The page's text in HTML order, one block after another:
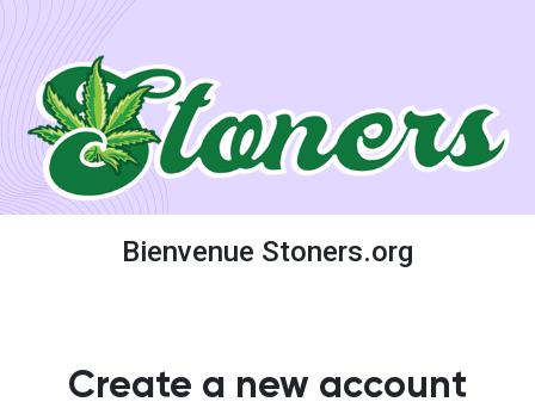
Bienvenue Stoners.org
Create a new account